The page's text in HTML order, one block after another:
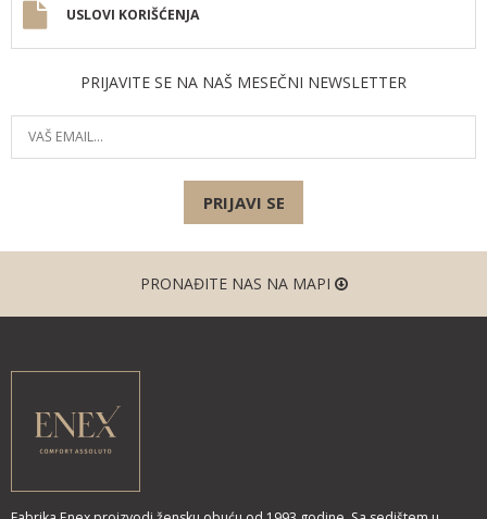
USLOVI KORIŠĆENJA
PRIJAVITE SE NA NAŠ MESEČNI NEWSLETTER
PRIJAVI SE
PRONAĐITE NAS NA MAPI